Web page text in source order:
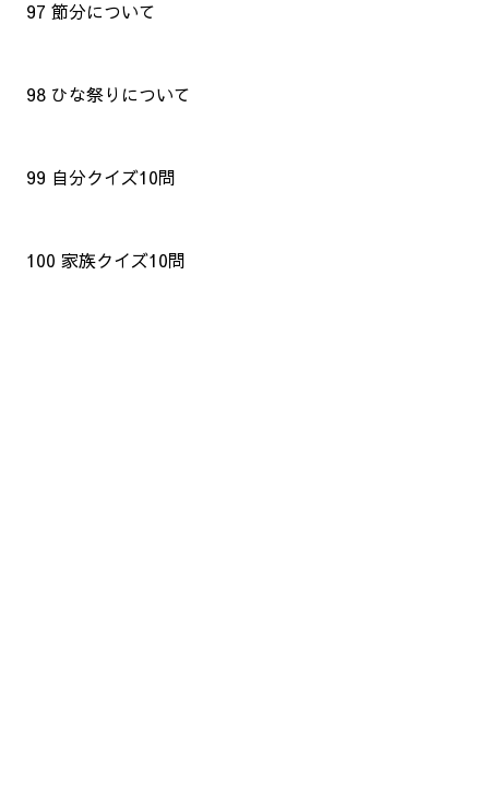
97 節分について
98 ひな祭りについて
99 自分クイズ10問
100 家族クイズ10問